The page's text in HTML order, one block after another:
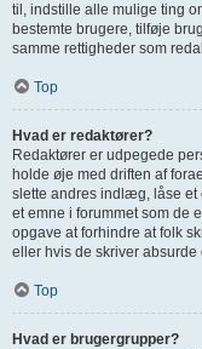
til, indstille alle mulige ting
bestemte brugere, tilføje
samme rettigheder som
Top
Hvad er redaktører?
Redaktører er udpegede
holde øje med driften af
slette andres indlæg, låse et
et emne i forummet som de
opgave at forhindre at folk
eller hvis de skriver
Top
Hvad er brugergrupper?